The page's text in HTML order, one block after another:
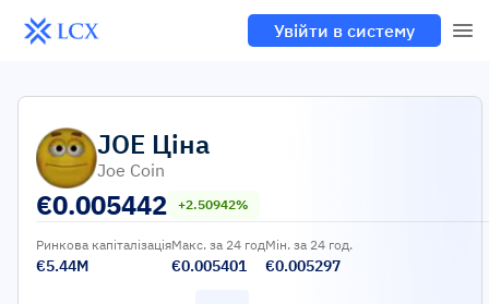
Увійти в систему
JOE Ціна
Joe Coin
€0.005442 +2.50942%
Ринкова капіталізація
€5.44M
Макс. за 24 год
€0.005401
Мін. за 24 год.
€0.005297